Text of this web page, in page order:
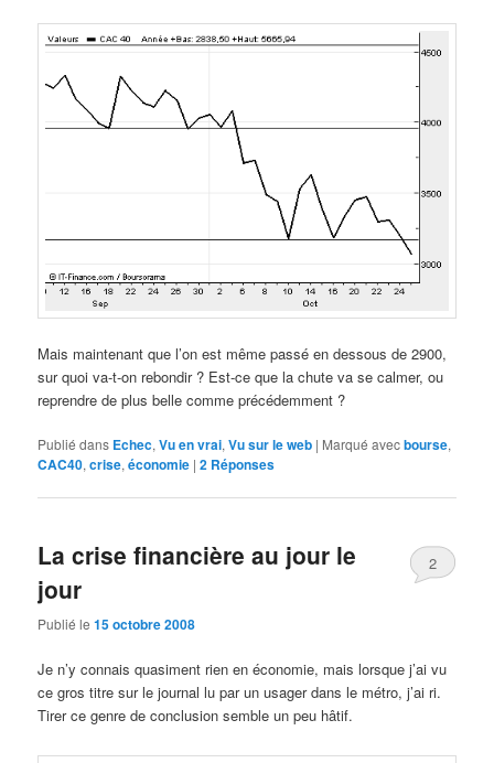
Mais maintenant que l’on est même passé en dessous de 2900,
sur quoi va-t-on rebondir ? Est-ce que la chute va se calmer, ou
reprendre de plus belle comme précédemment ?
Publié dans Echec,Vu en vrai,Vu sur le web | Marqué avecbourse,
CAC40,crise,économie |2 Réponses
La crise financière au jour le
jour
Publié le15 octobre 2008
2
Je n’y connais quasiment rien en économie, mais lorsque j’ai vu
ce gros titre sur le journal lu par un usager dans le métro, j’ai ri.
Tirer ce genre de conclusion semble un peu hâtif.